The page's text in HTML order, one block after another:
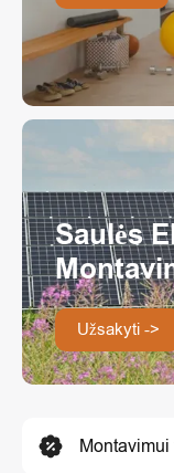
Saulės
Užsakyti ->